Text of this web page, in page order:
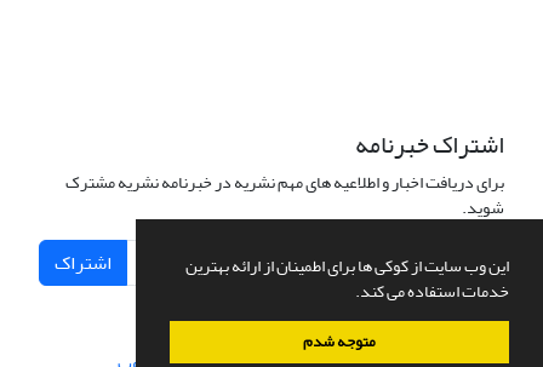
این وب سایت از کوکی ها برای اطمینان از ارائه بهترین
خدمات استفاده می کند.
متوجه شدم
اشتراک خبرنامه
برای دریافت اخبار و اطلاعیه های مهم نشریه در خبرنامه نشریه مشترک
شوید.
اشتراک